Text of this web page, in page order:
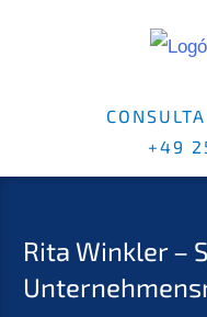
+49
Rita Winkler –